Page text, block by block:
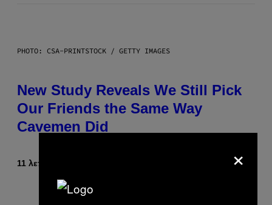
PHOTO: CSA-PRINTSTOCK / GETTY IMAGES
New Study Reveals We Still Pick
Our Friends the Same Way
Cavemen Did
11 λεπτά πριν ×